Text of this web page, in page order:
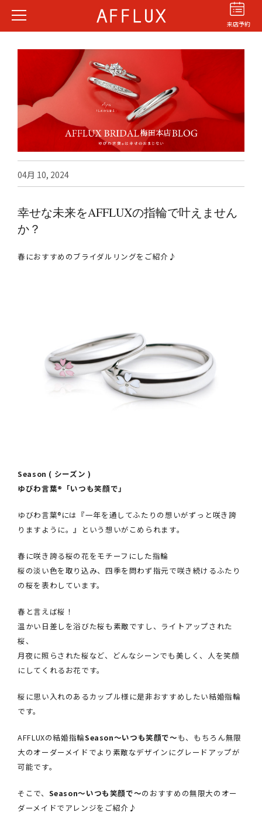
来店予約
結婚指輪
パーフェクト
商品カテゴリ
AFFLUXについて
AFFLUXの永久保証®
ゆびわ言葉®
ブログ・お客様の声
カタログ請求
お問い合わせ
04月 10, 2024
幸せな未来をAFFLUXの指輪で叶えません
か？
春におすすめのブライダルリングをご紹介♪
Season ( シーズン )
ゆびわ言葉®︎「いつも笑顔で」
ゆびわ言葉®には『一年を通してふたりの想いがずっと咲き誇
りますように。』という想いがこめられます。
春に咲き誇る桜の花をモチーフにした指輪
桜の淡い色を取り込み、四季を問わず指元で咲き続けるふたり
の桜を表わしています。
春と言えば桜！
温かい日差しを浴びた桜も素敵ですし、ライトアップされた
桜、
月夜に照らされた桜など、どんなシーンでも美しく、人を笑顔
にしてくれるお花です。
桜に思い入れのあるカップル様に是非おすすめしたい結婚指輪
です。
AFFLUXの結婚指輪Season～いつも笑顔で～も、もちろん無限
大のオーダーメイドでより素敵なデザインにグレードアップが
可能です。
そこで、 Season～いつも笑顔で～のおすすめの無限大のオー
ダーメイドでアレンジをご紹介♪